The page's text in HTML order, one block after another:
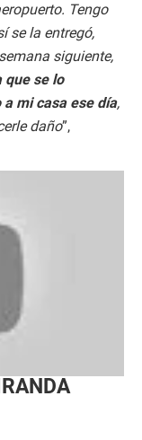
Tengo
se la entregó,
siguiente,
que se lo
mi casa ese día,
daño”,